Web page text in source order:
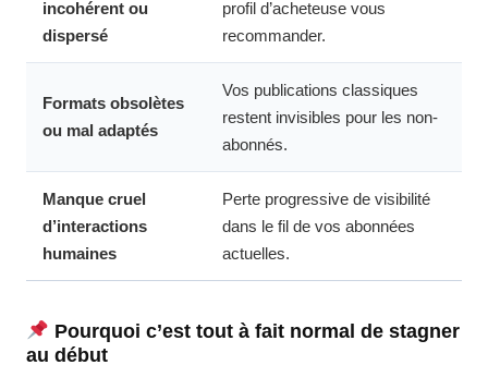
incohérent ou
dispersé
profil d’acheteuse vous
recommander.
Formats obsolètes
ou mal adaptés
Vos publications classiques
restent invisibles pour les non-
abonnés.
Manque cruel
d’interactions
humaines
Perte progressive de visibilité
dans le fil de vos abonnées
actuelles.
Pourquoi c’est tout à fait normal de stagner
au début